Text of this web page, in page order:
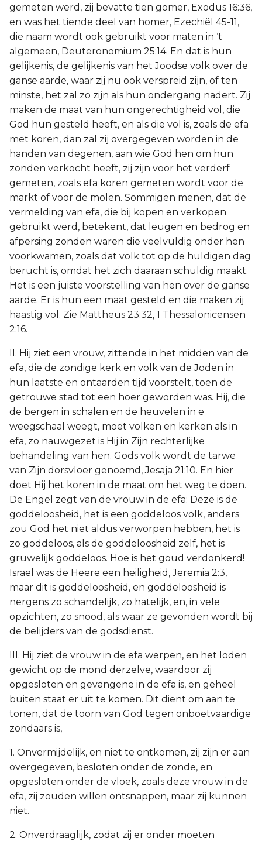
gemeten werd, zij bevatte tien gomer, Exodus 16:36,
en was het tiende deel van homer, Ezechiël 45-11,
die naam wordt ook gebruikt voor maten in ‘t
algemeen, Deuteronomium 25:14. En dat is hun
gelijkenis, de gelijkenis van het Joodse volk over de
ganse aarde, waar zij nu ook verspreid zijn, of ten
minste, het zal zo zijn als hun ondergang nadert. Zij
maken de maat van hun ongerechtigheid vol, die
God hun gesteld heeft, en als die vol is, zoals de efa
met koren, dan zal zij overgegeven worden in de
handen van degenen, aan wie God hen om hun
zonden verkocht heeft, zij zijn voor het verderf
gemeten, zoals efa koren gemeten wordt voor de
markt of voor de molen. Sommigen menen, dat de
vermelding van efa, die bij kopen en verkopen
gebruikt werd, betekent, dat leugen en bedrog en
afpersing zonden waren die veelvuldig onder hen
voorkwamen, zoals dat volk tot op de huldigen dag
berucht is, omdat het zich daaraan schuldig maakt.
Het is een juiste voorstelling van hen over de ganse
aarde. Er is hun een maat gesteld en die maken zij
haastig vol. Zie Mattheüs 23:32, 1 Thessalonicensen
2:16.
II. Hij ziet een vrouw, zittende in het midden van de
efa, die de zondige kerk en volk van de Joden in
hun laatste en ontaarden tijd voorstelt, toen de
getrouwe stad tot een hoer geworden was. Hij, die
de bergen in schalen en de heuvelen in e
weegschaal weegt, moet volken en kerken als in
efa, zo nauwgezet is Hij in Zijn rechterlijke
behandeling van hen. Gods volk wordt de tarwe
van Zijn dorsvloer genoemd, Jesaja 21:10. En hier
doet Hij het koren in de maat om het weg te doen.
De Engel zegt van de vrouw in de efa: Deze is de
goddeloosheid, het is een goddeloos volk, anders
zou God het niet aldus verworpen hebben, het is
zo goddeloos, als de goddeloosheid zelf, het is
gruwelijk goddeloos. Hoe is het goud verdonkerd!
Israël was de Heere een heiligheid, Jeremia 2:3,
maar dit is goddeloosheid, en goddeloosheid is
nergens zo schandelijk, zo hatelijk, en, in vele
opzichten, zo snood, als waar ze gevonden wordt bij
de belijders van de godsdienst.
III. Hij ziet de vrouw in de efa werpen, en het loden
gewicht op de mond derzelve, waardoor zij
opgesloten en gevangene in de efa is, en geheel
buiten staat er uit te komen. Dit dient om aan te
tonen, dat de toorn van God tegen onboetvaardige
zondaars is,
1. Onvermijdelijk, en niet te ontkomen, zij zijn er aan
overgegeven, besloten onder de zonde, en
opgesloten onder de vloek, zoals deze vrouw in de
efa, zij zouden willen ontsnappen, maar zij kunnen
niet.
2. Onverdraaglijk, zodat zij er onder moeten